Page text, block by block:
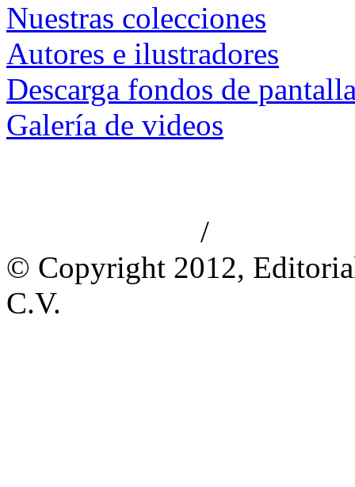
Nuestras colecciones
Autores e ilustradores
Descarga fondos de
Galería de videos
/
© Copyright 2012,
C.V.